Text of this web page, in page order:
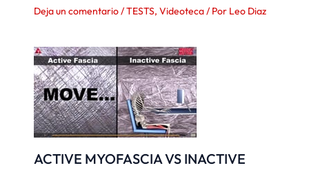
Deja un comentario/TESTS, Videoteca/ Por Leo Diaz
ACTIVE MYOFASCIA VS INACTIVE